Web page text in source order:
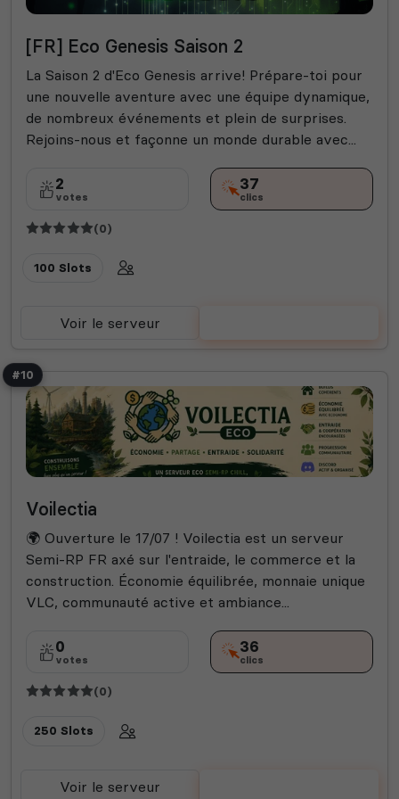
[FR] Eco Genesis Saison 2
La Saison 2 d'Eco Genesis arrive! Prépare-toi pour
une nouvelle aventure avec une équipe dynamique,
de nombreux événements et plein de surprises.
Rejoins-nous et façonne un monde durable avec...
2
votes
37
clics
(0)
100 Slots
Voir le serveur
#10
Voilectia
🌍 Ouverture le 17/07 ! Voilectia est un serveur
Semi-RP FR axé sur l'entraide, le commerce et la
construction. Économie équilibrée, monnaie unique
VLC, communauté active et ambiance...
0
votes
36
clics
(0)
250 Slots
Voir le serveur